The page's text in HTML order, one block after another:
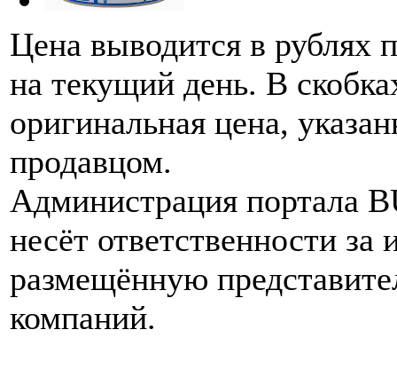
Цена выводится в рублях
на текущий день. В
оригинальная цена,
продавцом.
Администрация портала
несёт ответственности
размещённую
компаний.